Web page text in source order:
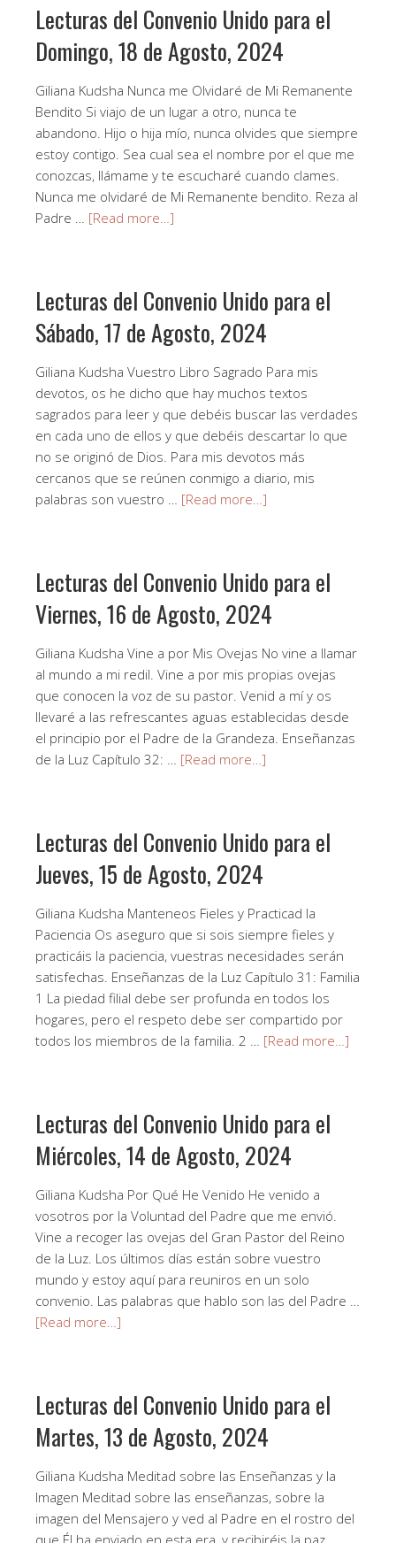
Lecturas del Convenio Unido para el
Domingo, 18 de Agosto, 2024
Giliana Kudsha Nunca me Olvidaré de Mi Remanente
Bendito Si viajo de un lugar a otro, nunca te
abandono. Hijo o hija mío, nunca olvides que siempre
estoy contigo. Sea cual sea el nombre por el que me
conozcas, llámame y te escucharé cuando clames.
Nunca me olvidaré de Mi Remanente bendito. Reza al
Padre … [Read more…]
Lecturas del Convenio Unido para el
Sábado, 17 de Agosto, 2024
Giliana Kudsha Vuestro Libro Sagrado Para mis
devotos, os he dicho que hay muchos textos
sagrados para leer y que debéis buscar las verdades
en cada uno de ellos y que debéis descartar lo que
no se originó de Dios. Para mis devotos más
cercanos que se reúnen conmigo a diario, mis
palabras son vuestro … [Read more…]
Lecturas del Convenio Unido para el
Viernes, 16 de Agosto, 2024
Giliana Kudsha Vine a por Mis Ovejas No vine a llamar
al mundo a mi redil. Vine a por mis propias ovejas
que conocen la voz de su pastor. Venid a mí y os
llevaré a las refrescantes aguas establecidas desde
el principio por el Padre de la Grandeza. Enseñanzas
de la Luz Capítulo 32: … [Read more…]
Lecturas del Convenio Unido para el
Jueves, 15 de Agosto, 2024
Giliana Kudsha Manteneos Fieles y Practicad la
Paciencia Os aseguro que si sois siempre fieles y
practicáis la paciencia, vuestras necesidades serán
satisfechas. Enseñanzas de la Luz Capítulo 31: Familia
1 La piedad filial debe ser profunda en todos los
hogares, pero el respeto debe ser compartido por
todos los miembros de la familia. 2 … [Read more…]
Lecturas del Convenio Unido para el
Miércoles, 14 de Agosto, 2024
Giliana Kudsha Por Qué He Venido He venido a
vosotros por la Voluntad del Padre que me envió.
Vine a recoger las ovejas del Gran Pastor del Reino
de la Luz. Los últimos días están sobre vuestro
mundo y estoy aquí para reuniros en un solo
convenio. Las palabras que hablo son las del Padre …
[Read more…]
Lecturas del Convenio Unido para el
Martes, 13 de Agosto, 2024
Giliana Kudsha Meditad sobre las Enseñanzas y la
Imagen Meditad sobre las enseñanzas, sobre la
imagen del Mensajero y ved al Padre en el rostro del
que Él ha enviado en esta era, y recibiréis la paz.